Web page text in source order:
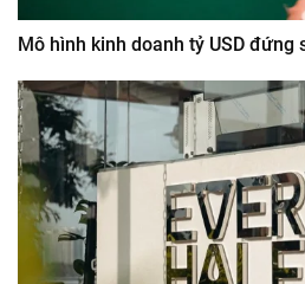
Mô hình kinh doanh tỷ USD đứng